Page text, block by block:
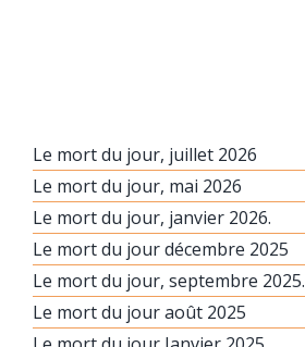
Le mort du jour, juillet 2026
Le mort du jour, mai 2026
Le mort du jour, janvier 2026.
Le mort du jour décembre 2025
Le mort du jour, septembre 2025.
Le mort du jour août 2025